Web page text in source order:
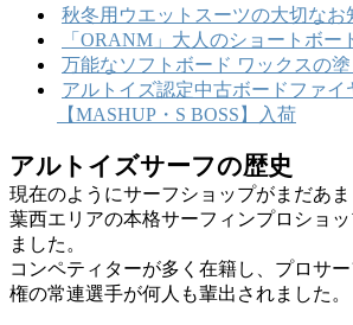
秋冬用ウエットスーツの大切なお
「ORANM」大人のショートボー
万能なソフトボード ワックスの
アルトイズ認定中古ボードファイ
【MASHUP・S BOSS】入荷
アルトイズサーフの歴史
現在のようにサーフショップがまだあ
葉西エリアの本格サーフィンプロショ
ました。
コンペティターが多く在籍し、プロサ
権の常連選手が何人も輩出されました。